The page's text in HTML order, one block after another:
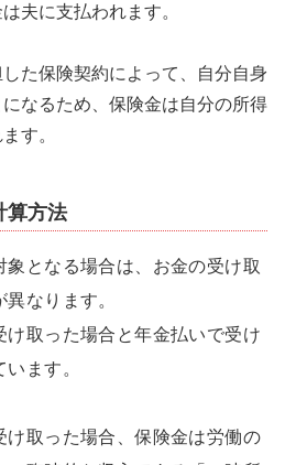
夫に支払われます。
た保険契約によって、自分自身
なるため、保険金は自分の所得
す。
算方法
となる場合は、お金の受け取
なります。
け取った場合と年金払いで受け
ます。
け取った場合、保険金は労働の